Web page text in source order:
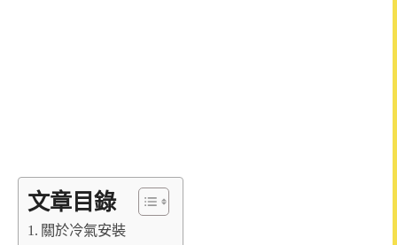
文章目錄
關於冷氣安裝